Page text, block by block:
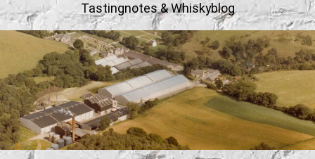
Tastingnotes & Whiskyblog